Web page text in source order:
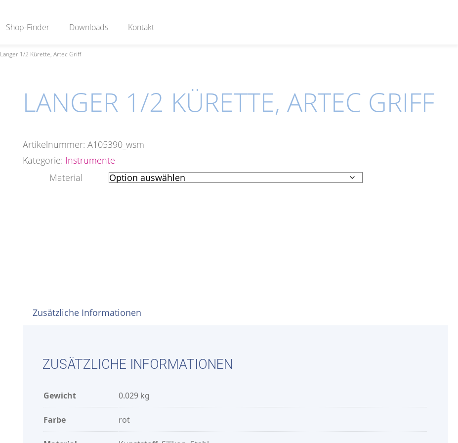
Shop-Finder Downloads Kontakt
Langer 1/2 Kürette, Artec Griff
LANGER 1/2 KÜRETTE, ARTEC GRIFF
Artikelnummer:A105390_wsm
Kategorie: Instrumente
Material
Zusätzliche Informationen
ZUSÄTZLICHE INFORMATIONEN
Gewicht 0.029 kg
Farbe rot